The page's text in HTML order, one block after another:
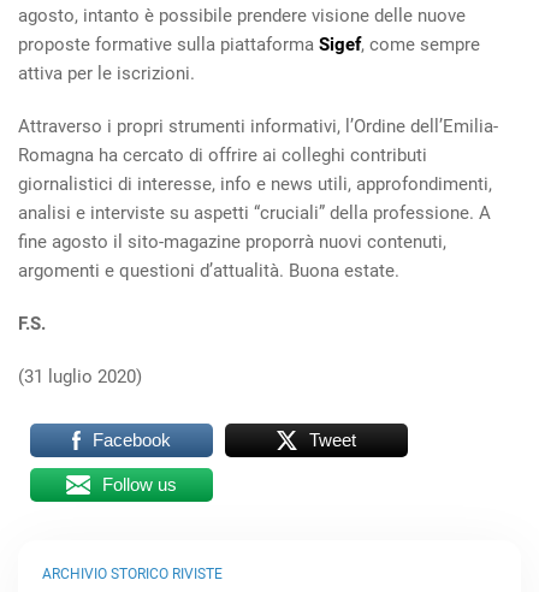
agosto, intanto è possibile prendere visione delle nuove
proposte formative sulla piattaforma Sigef, come sempre
attiva per le iscrizioni.
Attraverso i propri strumenti informativi, l’Ordine dell’Emilia-
Romagna ha cercato di offrire ai colleghi contributi
giornalistici di interesse, info e news utili, approfondimenti,
analisi e interviste su aspetti “cruciali” della professione. A
fine agosto il sito-magazine proporrà nuovi contenuti,
argomenti e questioni d’attualità. Buona estate.
F.S.
(31 luglio 2020)
Facebook Tweet
Follow us
ARCHIVIO STORICO RIVISTE